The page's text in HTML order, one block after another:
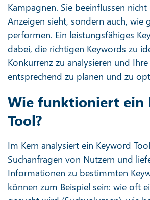
Kampagnen. Sie beeinflussen
Anzeigen sieht, sondern auch, wie
performen. Ein leistungsfähiges
dabei, die richtigen Keywords zu
Konkurrenz zu analysieren und
entsprechend zu planen und zu
Wie funktioniert ein
Tool?
Im Kern analysiert ein Keyword
Suchanfragen von Nutzern und
Informationen zu bestimmten
können zum Beispiel sein: wie oft